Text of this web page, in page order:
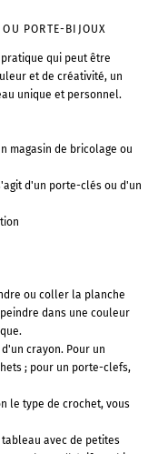
PORTE-BIJOUX
qui peut être
et de créativité, un
unique et personnel.
magasin de bricolage ou
d'un porte-clés ou d'un
ou coller la planche
dans une couleur
crayon. Pour un
; pour un porte-clefs,
le type de crochet, vous
avec de petites